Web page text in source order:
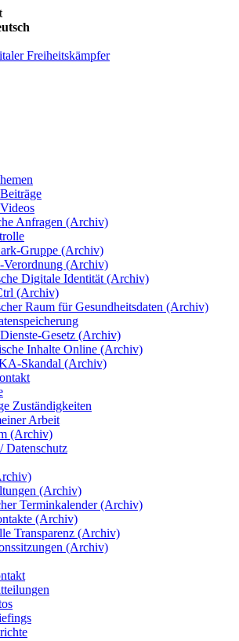
Anfragen (Archiv)
Gruppe (Archiv)
Verordnung (Archiv)
Digitale Identität (Archiv)
(Archiv)
Raum für Gesundheitsdaten (Archiv)
Gesetz (Archiv)
Inhalte Online (Archiv)
Skandal (Archiv)
Zuständigkeiten
Arbeit
(Archiv)
Datenschutz
(Archiv)
Terminkalender (Archiv)
(Archiv)
Transparenz (Archiv)
(Archiv)